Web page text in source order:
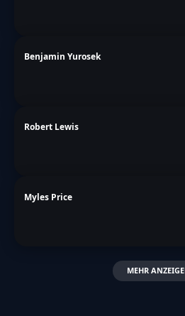
Benjamin Yurosek
Robert Lewis
Myles Price
MEHR